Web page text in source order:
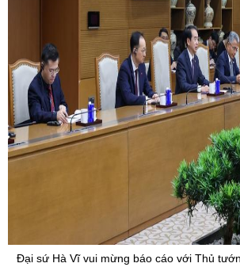
Đại sứ Hà Vĩ vui mừng báo cáo với Thủ